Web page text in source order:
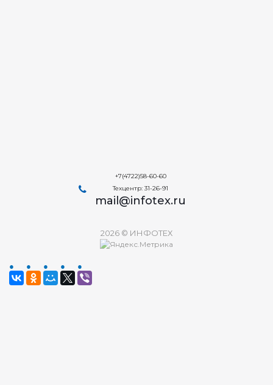
+7(4722)58-60-60
Техцентр: 31-26-91
mail@infotex.ru
2026 © ИНФОТЕХ